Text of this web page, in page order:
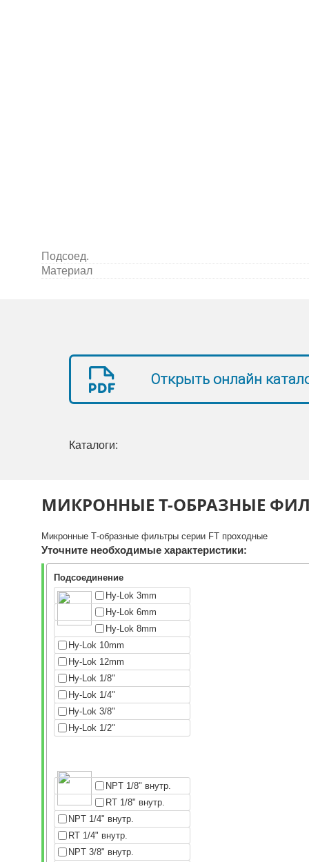
Подсоед.
Материал
Открыть онлайн
Каталоги:
МИКРОННЫЕ Т-ОБРАЗНЫЕ
Микронные Т-образные фильтры серии FT проходные
Уточните необходимые характеристики:
Подсоединение
Hy-Lok 3mm
Hy-Lok 6mm
Hy-Lok 8mm
Hy-Lok 10mm
Hy-Lok 12mm
Hy-Lok 1/8"
Hy-Lok 1/4"
Hy-Lok 3/8"
Hy-Lok 1/2"
NPT 1/8" внутр.
RT 1/8" внутр.
NPT 1/4" внутр.
RT 1/4" внутр.
NPT 3/8" внутр.